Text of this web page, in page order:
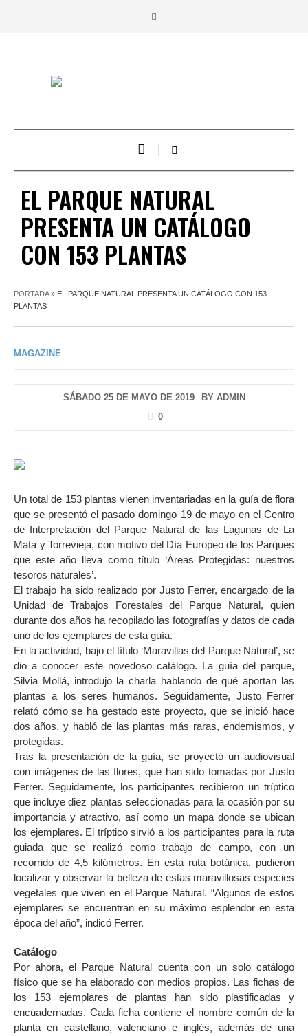
EL PARQUE NATURAL
PRESENTA UN CATÁLOGO
CON 153 PLANTAS
PORTADA» EL PARQUE NATURAL PRESENTA UN CATÁLOGO CON 153
PLANTAS
MAGAZINE
SÁBADO 25 DE MAYO DE 2019 BY ADMIN
0
Un total de 153 plantas vienen inventariadas en la guía de flora
que se presentó el pasado domingo 19 de mayo en el Centro
de Interpretación del Parque Natural de las Lagunas de La
Mata y Torrevieja, con motivo del Día Europeo de los Parques
que este año lleva como título ‘Áreas Protegidas: nuestros
tesoros naturales’.
El trabajo ha sido realizado por Justo Ferrer, encargado de la
Unidad de Trabajos Forestales del Parque Natural, quien
durante dos años ha recopilado las fotografías y datos de cada
uno de los ejemplares de esta guía.
En la actividad, bajo el título ‘Maravillas del Parque Natural’, se
dio a conocer este novedoso catálogo. La guía del parque,
Silvia Mollá, introdujo la charla hablando de qué aportan las
plantas a los seres humanos. Seguidamente, Justo Ferrer
relató cómo se ha gestado este proyecto, que se inició hace
dos años, y habló de las plantas más raras, endemismos, y
protegidas.
Tras la presentación de la guía, se proyectó un audiovisual
con imágenes de las flores, que han sido tomadas por Justo
Ferrer. Seguidamente, los participantes recibieron un tríptico
que incluye diez plantas seleccionadas para la ocasión por su
importancia y atractivo, así como un mapa donde se ubican
los ejemplares. El tríptico sirvió a los participantes para la ruta
guiada que se realizó como trabajo de campo, con un
recorrido de 4,5 kilómetros. En esta ruta botánica, pudieron
localizar y observar la belleza de estas maravillosas especies
vegetales que viven en el Parque Natural. “Algunos de estos
ejemplares se encuentran en su máximo esplendor en esta
época del año”, indicó Ferrer.
Catálogo
Por ahora, el Parque Natural cuenta con un solo catálogo
físico que se ha elaborado con medios propios. Las fichas de
los 153 ejemplares de plantas han sido plastificadas y
encuadernadas. Cada ficha contiene el nombre común de la
planta en castellano, valenciano e inglés, además de una